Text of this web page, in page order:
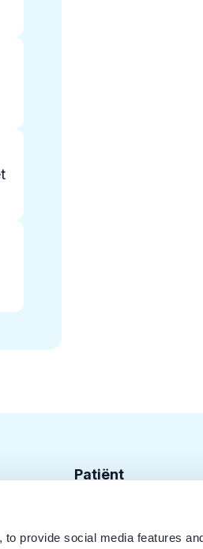
provide social media features
Patiënt
Disciplines